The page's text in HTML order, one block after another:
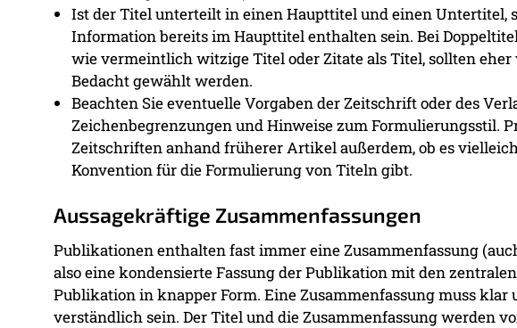
Ist der Titel unterteilt in einen Haupttitel und einen Untertitel,
Information bereits im Haupttitel enthalten sein. Bei
wie vermeintlich witzige Titel oder Zitate als Titel, sollten
Bedacht gewählt werden.
Beachten Sie eventuelle Vorgaben der Zeitschrift oder des
Zeichenbegrenzungen und Hinweise zum Formulierungsstil.
Zeitschriften anhand früherer Artikel außerdem, ob es
Konvention für die Formulierung von Titeln gibt.
Aussagekräftige Zusammenfassungen
Publikationen enthalten fast immer eine Zusammenfassung
also eine kondensierte Fassung der Publikation mit den
Publikation in knapper Form. Eine Zusammenfassung muss klar
verständlich sein. Der Titel und die Zusammenfassung werden